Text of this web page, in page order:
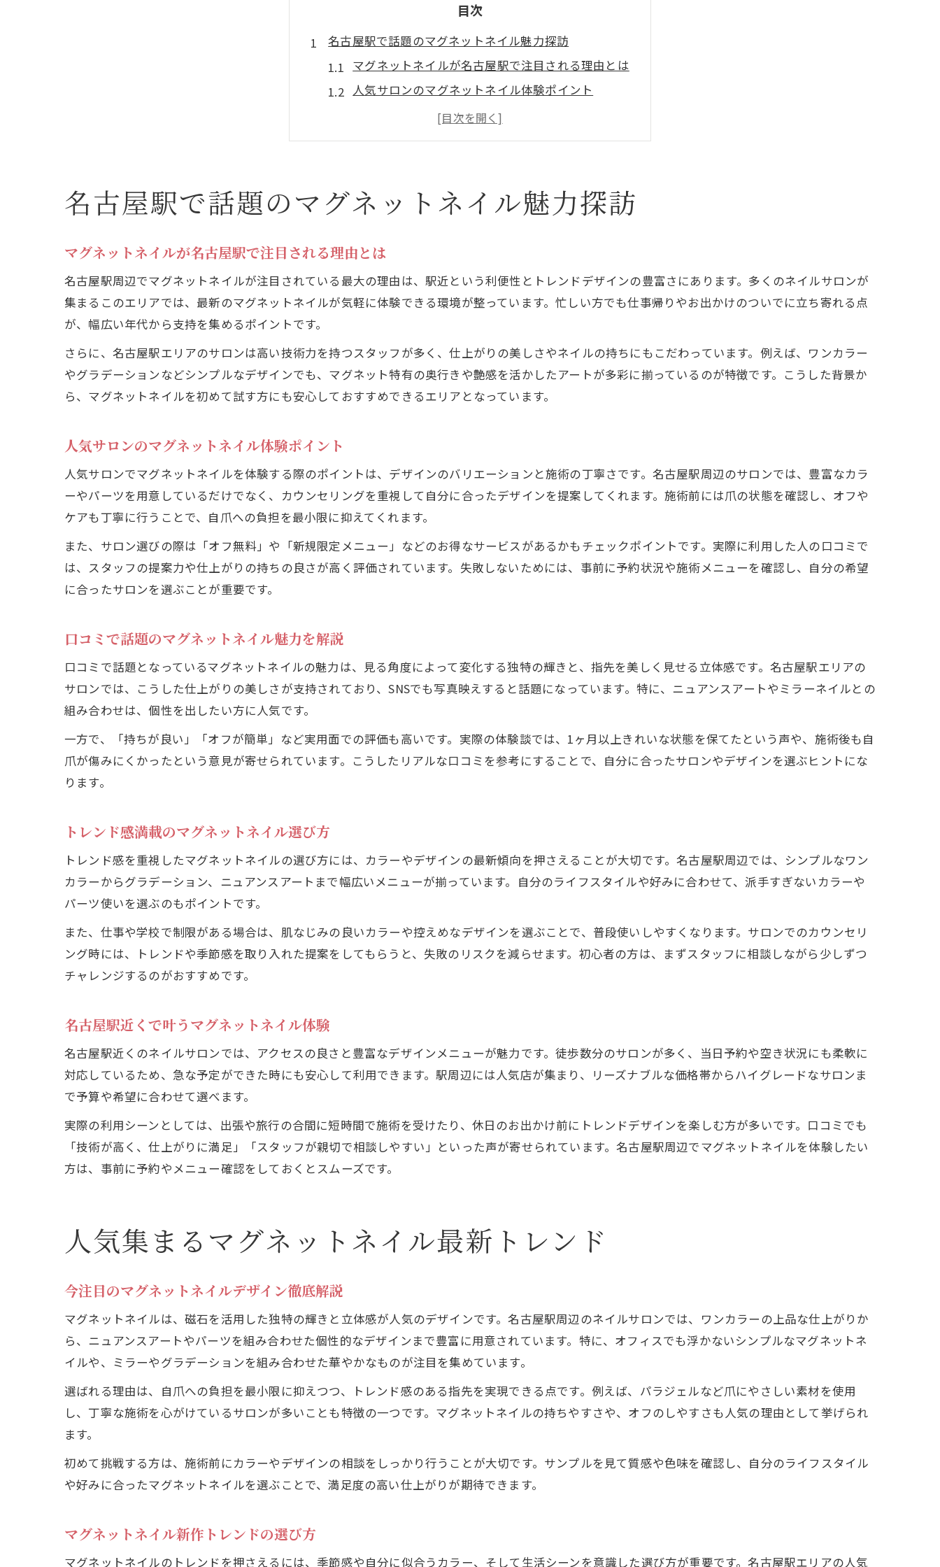
目次
名古屋駅で話題のマグネットネイル魅力探訪
マグネットネイルが名古屋駅で注目される理由とは
人気サロンのマグネットネイル体験ポイント
口コミで話題のマグネットネイル魅力を解説
トレンド感満載のマグネットネイル選び方
人気集まるマグネットネイル最新トレンド
今注目のマグネットネイルデザイン徹底解説
名古屋駅で人気のマグネットネイルとは
SNSで話題のマグネットネイル最新事情
トレンド派におすすめのマグネットネイル
自爪を守るマグネットネイルの施術方法
パラジェル対応マグネットネイルの魅力
ネイルサロン選びで差がつくマグネットデザイン
上手いマグネットネイルサロンの選び方
コスパ重視で選ぶマグネットネイルサロン
口コミで見つかるマグネットネイルの実力店
仕事帰りに立ち寄れるマグネットネイル体験記
短時間で施術可能なマグネットネイル体験
マグネットネイルでリフレッシュする仕事終わり
お得なマグネットネイルのおすすめサロン
名古屋駅で話題のマグネットネイル魅力探訪
マグネットネイルが名古屋駅で注目される理由とは
名古屋駅周辺でマグネットネイルが注目されている最大の理由は、駅近という利便性とトレンドデザインの豊富さにあります。多くのネイルサロンが
集まるこのエリアでは、最新のマグネットネイルが気軽に体験できる環境が整っています。忙しい方でも仕事帰りやお出かけのついでに立ち寄れる点
が、幅広い年代から支持を集めるポイントです。
さらに、名古屋駅エリアのサロンは高い技術力を持つスタッフが多く、仕上がりの美しさやネイルの持ちにもこだわっています。例えば、ワンカラー
やグラデーションなどシンプルなデザインでも、マグネット特有の奥行きや艶感を活かしたアートが多彩に揃っているのが特徴です。こうした背景か
ら、マグネットネイルを初めて試す方にも安心しておすすめできるエリアとなっています。
人気サロンのマグネットネイル体験ポイント
人気サロンでマグネットネイルを体験する際のポイントは、デザインのバリエーションと施術の丁寧さです。名古屋駅周辺のサロンでは、豊富なカラ
ーやパーツを用意しているだけでなく、カウンセリングを重視して自分に合ったデザインを提案してくれます。施術前には爪の状態を確認し、オフや
ケアも丁寧に行うことで、自爪への負担を最小限に抑えてくれます。
また、サロン選びの際は「オフ無料」や「新規限定メニュー」などのお得なサービスがあるかもチェックポイントです。実際に利用した人の口コミで
は、スタッフの提案力や仕上がりの持ちの良さが高く評価されています。失敗しないためには、事前に予約状況や施術メニューを確認し、自分の希望
に合ったサロンを選ぶことが重要です。
口コミで話題のマグネットネイル魅力を解説
口コミで話題となっているマグネットネイルの魅力は、見る角度によって変化する独特の輝きと、指先を美しく見せる立体感です。名古屋駅エリアの
サロンでは、こうした仕上がりの美しさが支持されており、SNSでも写真映えすると話題になっています。特に、ニュアンスアートやミラーネイルとの
組み合わせは、個性を出したい方に人気です。
一方で、「持ちが良い」「オフが簡単」など実用面での評価も高いです。実際の体験談では、1ヶ月以上きれいな状態を保てたという声や、施術後も自
爪が傷みにくかったという意見が寄せられています。こうしたリアルな口コミを参考にすることで、自分に合ったサロンやデザインを選ぶヒントにな
ります。
トレンド感満載のマグネットネイル選び方
トレンド感を重視したマグネットネイルの選び方には、カラーやデザインの最新傾向を押さえることが大切です。名古屋駅周辺では、シンプルなワン
カラーからグラデーション、ニュアンスアートまで幅広いメニューが揃っています。自分のライフスタイルや好みに合わせて、派手すぎないカラーや
パーツ使いを選ぶのもポイントです。
また、仕事や学校で制限がある場合は、肌なじみの良いカラーや控えめなデザインを選ぶことで、普段使いしやすくなります。サロンでのカウンセリ
ング時には、トレンドや季節感を取り入れた提案をしてもらうと、失敗のリスクを減らせます。初心者の方は、まずスタッフに相談しながら少しずつ
チャレンジするのがおすすめです。
名古屋駅近くで叶うマグネットネイル体験
名古屋駅近くのネイルサロンでは、アクセスの良さと豊富なデザインメニューが魅力です。徒歩数分のサロンが多く、当日予約や空き状況にも柔軟に
対応しているため、急な予定ができた時にも安心して利用できます。駅周辺には人気店が集まり、リーズナブルな価格帯からハイグレードなサロンま
で予算や希望に合わせて選べます。
実際の利用シーンとしては、出張や旅行の合間に短時間で施術を受けたり、休日のお出かけ前にトレンドデザインを楽しむ方が多いです。口コミでも
「技術が高く、仕上がりに満足」「スタッフが親切で相談しやすい」といった声が寄せられています。名古屋駅周辺でマグネットネイルを体験したい
方は、事前に予約やメニュー確認をしておくとスムーズです。
人気集まるマグネットネイル最新トレンド
今注目のマグネットネイルデザイン徹底解説
マグネットネイルは、磁石を活用した独特の輝きと立体感が人気のデザインです。名古屋駅周辺のネイルサロンでは、ワンカラーの上品な仕上がりか
ら、ニュアンスアートやパーツを組み合わせた個性的なデザインまで豊富に用意されています。特に、オフィスでも浮かないシンプルなマグネットネ
イルや、ミラーやグラデーションを組み合わせた華やかなものが注目を集めています。
選ばれる理由は、自爪への負担を最小限に抑えつつ、トレンド感のある指先を実現できる点です。例えば、パラジェルなど爪にやさしい素材を使用
し、丁寧な施術を心がけているサロンが多いことも特徴の一つです。マグネットネイルの持ちやすさや、オフのしやすさも人気の理由として挙げられ
ます。
初めて挑戦する方は、施術前にカラーやデザインの相談をしっかり行うことが大切です。サンプルを見て質感や色味を確認し、自分のライフスタイル
や好みに合ったマグネットネイルを選ぶことで、満足度の高い仕上がりが期待できます。
マグネットネイル新作トレンドの選び方
マグネットネイルのトレンドを押さえるには、季節感や自分に似合うカラー、そして生活シーンを意識した選び方が重要です。名古屋駅エリアの人気